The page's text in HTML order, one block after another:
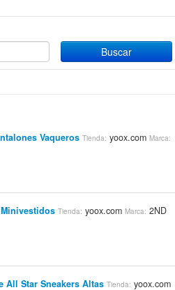
Vaqueros Tienda: yoox.com Marca:
Tienda: yoox.com Marca: 2ND
All Star Sneakers Altas Tienda: yoox.com